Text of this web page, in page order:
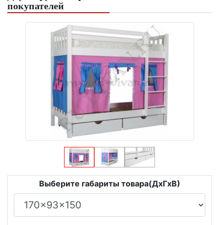
покупателей
Выберите габариты товара(ДxГxВ)